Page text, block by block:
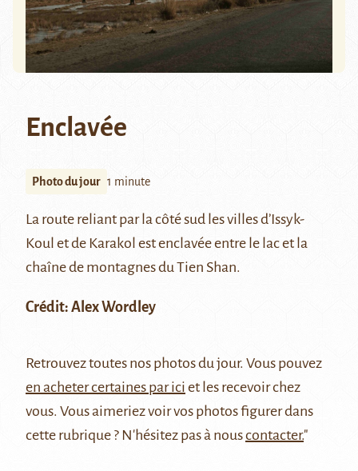
Enclavée
Photo du jour 1 minute
La route reliant par la côté sud les villes d’Issyk-
Koul et de Karakol est enclavée entre le lac et la
chaîne de montagnes du Tien Shan.
Crédit: Alex Wordley
Retrouveztoutes nos photos du jour. Vous pouvez
en acheter certaines par ici et les recevoir chez
vous. Vous aimeriez voir vos photos figurer dans
cette rubrique ? N'hésitez pas à nouscontacter."